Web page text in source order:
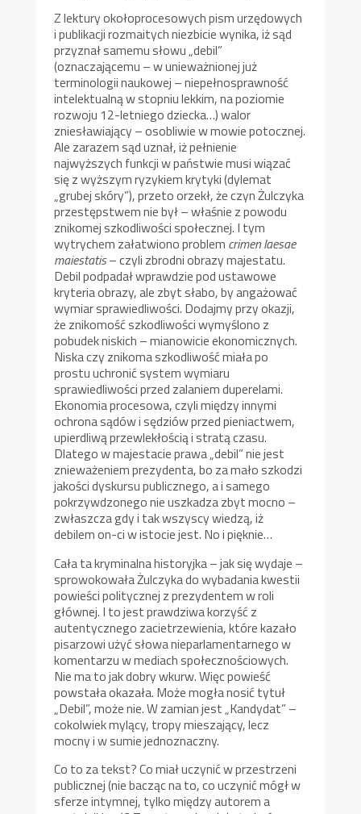
Z lektury okołoprocesowych pism urzędowych
i publikacji rozmaitych niezbicie wynika, iż sąd
przyznał samemu słowu „debil”
(oznaczającemu – w unieważnionej już
terminologii naukowej – niepełnosprawność
intelektualną w stopniu lekkim, na poziomie
rozwoju 12-letniego dziecka…) walor
zniesławiający – osobliwie w mowie potocznej.
Ale zarazem sąd uznał, iż pełnienie
najwyższych funkcji w państwie musi wiązać
się z wyższym ryzykiem krytyki (dylemat
„grubej skóry”), przeto orzekł, że czyn Żulczyka
przestępstwem nie był – właśnie z powodu
znikomej szkodliwości społecznej. I tym
wytrychem załatwiono problem crimen laesae
maiestatis– czyli zbrodni obrazy majestatu.
Debil podpadał wprawdzie pod ustawowe
kryteria obrazy, ale zbyt słabo, by angażować
wymiar sprawiedliwości. Dodajmy przy okazji,
że znikomość szkodliwości wymyślono z
pobudek niskich – mianowicie ekonomicznych.
Niska czy znikoma szkodliwość miała po
prostu uchronić system wymiaru
sprawiedliwości przed zalaniem duperelami.
Ekonomia procesowa, czyli między innymi
ochrona sądów i sędziów przed pieniactwem,
upierdliwą przewlekłością i stratą czasu.
Dlatego w majestacie prawa „debil” nie jest
znieważeniem prezydenta, bo za mało szkodzi
jakości dyskursu publicznego, a i samego
pokrzywdzonego nie uszkadza zbyt mocno –
zwłaszcza gdy i tak wszyscy wiedzą, iż
debilem on-ci w istocie jest. No i pięknie…
Cała ta kryminalna historyjka – jak się wydaje –
sprowokowała Żulczyka do wybadania kwestii
powieści politycznej z prezydentem w roli
głównej. I to jest prawdziwa korzyść z
autentycznego zacietrzewienia, które kazało
pisarzowi użyć słowa nieparlamentarnego w
komentarzu w mediach społecznościowych.
Nie ma to jak dobry wkurw. Więc powieść
powstała okazała. Może mogła nosić tytuł
„Debil”, może nie. W zamian jest „Kandydat” –
cokolwiek mylący, tropy mieszający, lecz
mocny i w sumie jednoznaczny.
Co to za tekst? Co miał uczynić w przestrzeni
publicznej (nie bacząc na to, co uczynić mógł w
sferze intymnej, tylko między autorem a